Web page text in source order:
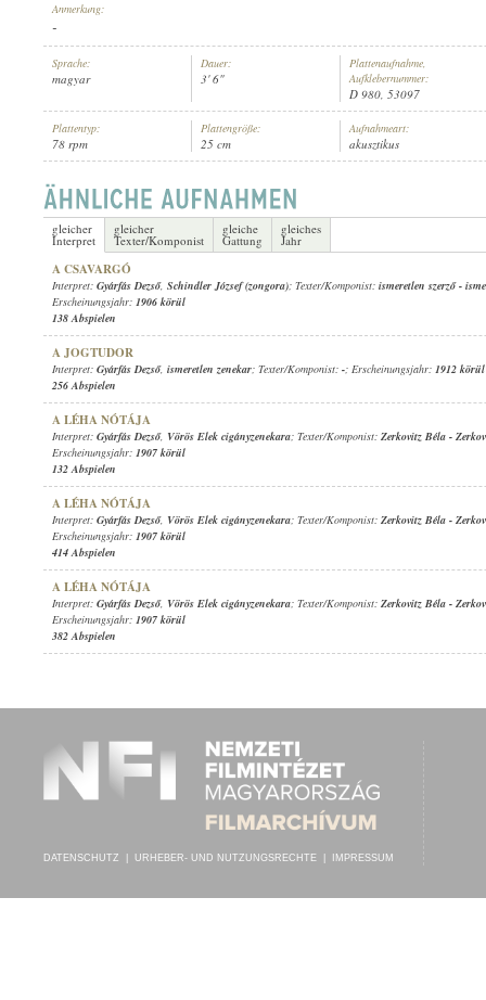
INTERPRET: GYÁRFÁS DEZSŐ
Anmerkung:
-
Sprache:
magyar
Dauer:
3' 6"
Plattenaufnahme,
Aufklebernummer:
D 980, 53097
Plattentyp:
78 rpm
Plattengröße:
25 cm
Aufnahmeart:
akusztikus
gleicher
Interpret
gleicher
Texter/Komponist
gleiche
Gattung
gleiches
Jahr
A CSAVARGÓ
Interpret: Gyárfás Dezső, Schindler József (zongora); Texter/Komponist: ismeretlen szerző-
Erscheinungsjahr: 1906 körül
138 Abspielen
A JOGTUDOR
Interpret: Gyárfás Dezső, ismeretlen zenekar; Texter/Komponist: -; Erscheinungsjahr: 1912 körül
256 Abspielen
A LÉHA NÓTÁJA
Interpret: Gyárfás Dezső, Vörös Elek cigányzenekara; Texter/Komponist: Zerkovitz Béla -
Erscheinungsjahr: 1907 körül
132 Abspielen
A LÉHA NÓTÁJA
Interpret: Gyárfás Dezső, Vörös Elek cigányzenekara; Texter/Komponist: Zerkovitz Béla -
Erscheinungsjahr: 1907 körül
414 Abspielen
A LÉHA NÓTÁJA
Interpret: Gyárfás Dezső, Vörös Elek cigányzenekara; Texter/Komponist: Zerkovitz Béla -
Erscheinungsjahr: 1907 körül
382 Abspielen
DATENSCHUTZ URHEBER- UND NUTZUNGSRECHTE IMPRESSUM